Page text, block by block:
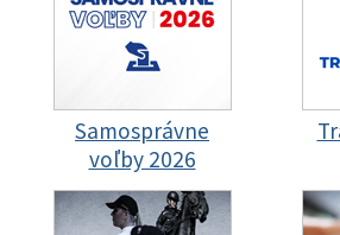
Samosprávne
voľby 2026